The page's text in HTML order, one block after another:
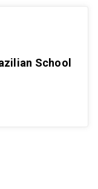
School